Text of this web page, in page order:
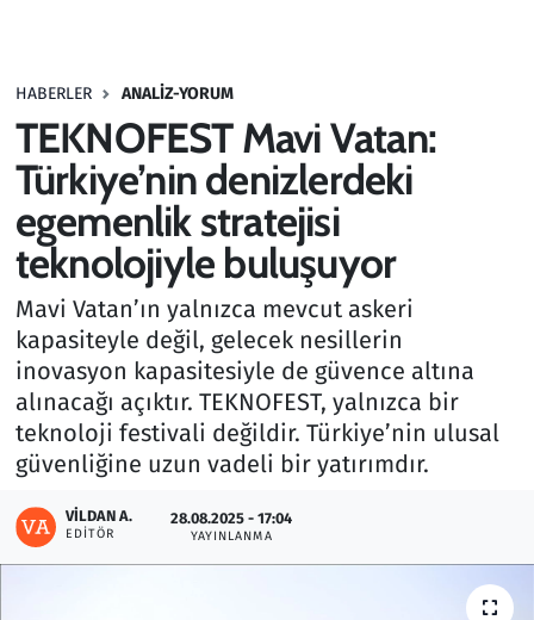
HABERLER ANALIZ-YORUM
TEKNOFEST Mavi Vatan:
Türkiye’nin denizlerdeki
egemenlik stratejisi
teknolojiyle buluşuyor
Mavi Vatan’ın yalnızca mevcut askeri
kapasiteyle değil, gelecek nesillerin
inovasyon kapasitesiyle de güvence altına
alınacağı açıktır. TEKNOFEST, yalnızca bir
teknoloji festivali değildir. Türkiye’nin ulusal
güvenliğine uzun vadeli bir yatırımdır.
VILDAN A.
EDITÖR
28.08.2025 - 17:04
YAYINLANMA
Haber
Kültür Sanat
Kurumsal Haberler
Lezzet Durağı
Memur ve Kamu
Otomobil
Oyun
Ramazan